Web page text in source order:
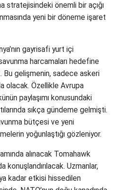
stratejisindeki önemli bir açığı
yeni bir döneme işaret
gayrisafi yurt içi
harcamaları hedefine
Bu gelişmenin, sadece askeri
olacak. Özellikle Avrupa
paylaşımı konusundaki
sıkça gündeme gelmişti.
bütçesi ve yeni
yoğunlaştığı gözleniyor.
alınacak Tomahawk
konuşlandırılacak. Uzmanlar,
kadar etkisi hissedilen